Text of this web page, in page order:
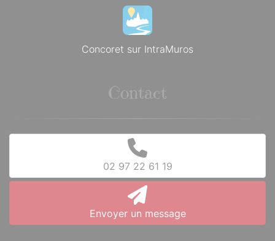
Concoret sur IntraMuros
Contact
02 97 22 61 19
Envoyer un message